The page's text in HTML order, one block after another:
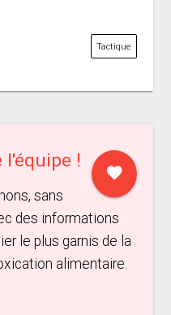
Tactique
favorite
!
sans
des informations
le plus garnis de la
alimentaire.